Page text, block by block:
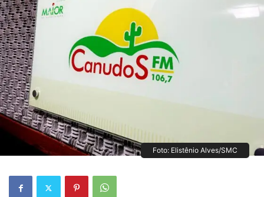
Foto: Elistênio Alves/SMC